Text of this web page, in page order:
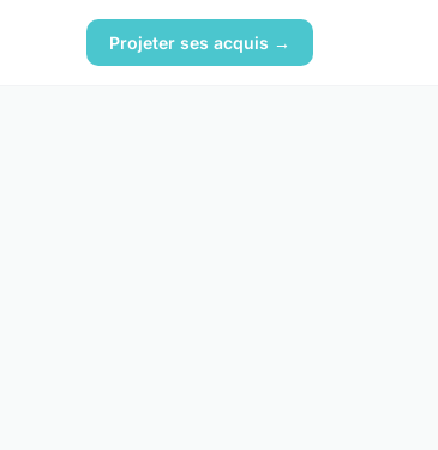
Projeter ses acquis →